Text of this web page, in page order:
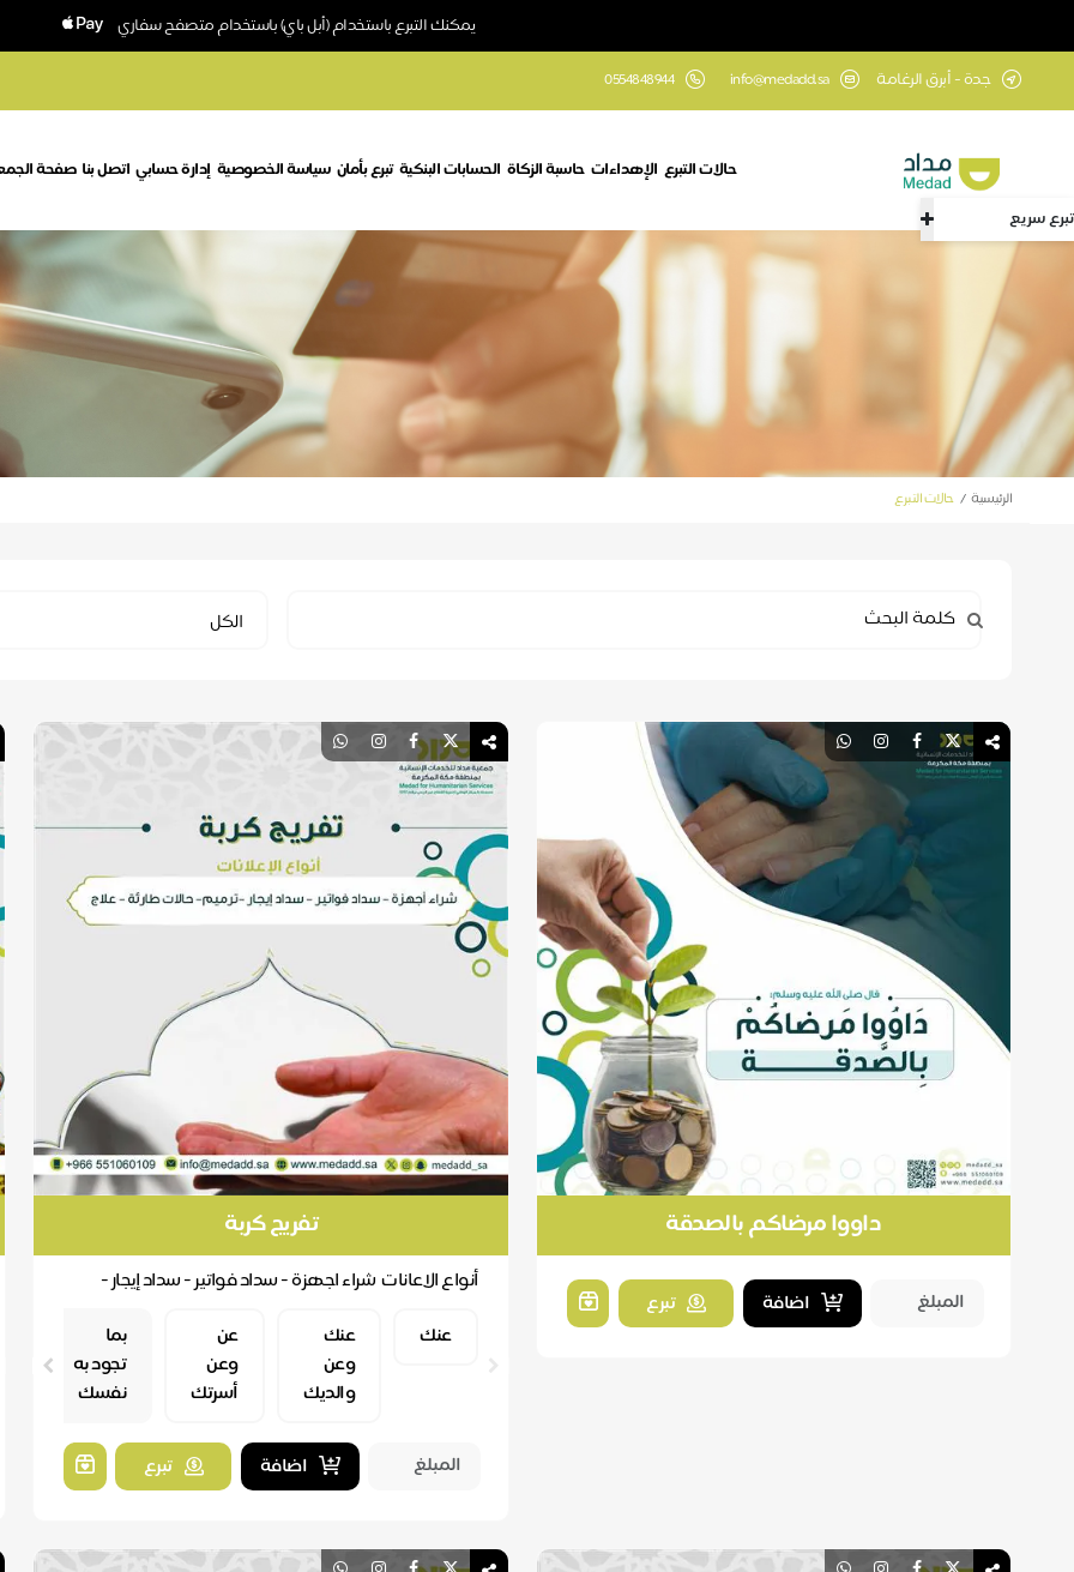
يمكنك التبرع باستخدام (أبل باي) باستخدام متصفح سفاري
تبرع سريع
جدة - أبرق الرغامة info@medadd.sa
0554848944
حالات التبرع الإهداءات حاسبة الزكاة الحسابات البنكية تبرع بأمان سياسة الخصوصية إدارة حسابي اتصل بنا صفحة
الرئيسية حالات التبرع
Category
الكل
داووا مرضاكم بالصدقة
اضافة تبرع
تفريج كربة
أنواع الاعانات شراء اجهزة - سداد فواتير - سداد إيجار -
عنك
عنك
وعن
والديك
عن
وعن
أسرتك
بما
تجود به
نفسك
اضافة تبرع